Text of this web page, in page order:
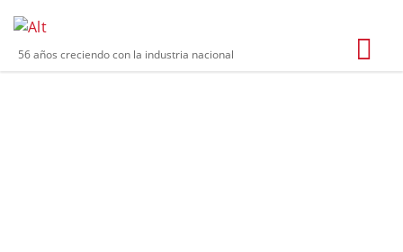
56 años creciendo con la industria nacional